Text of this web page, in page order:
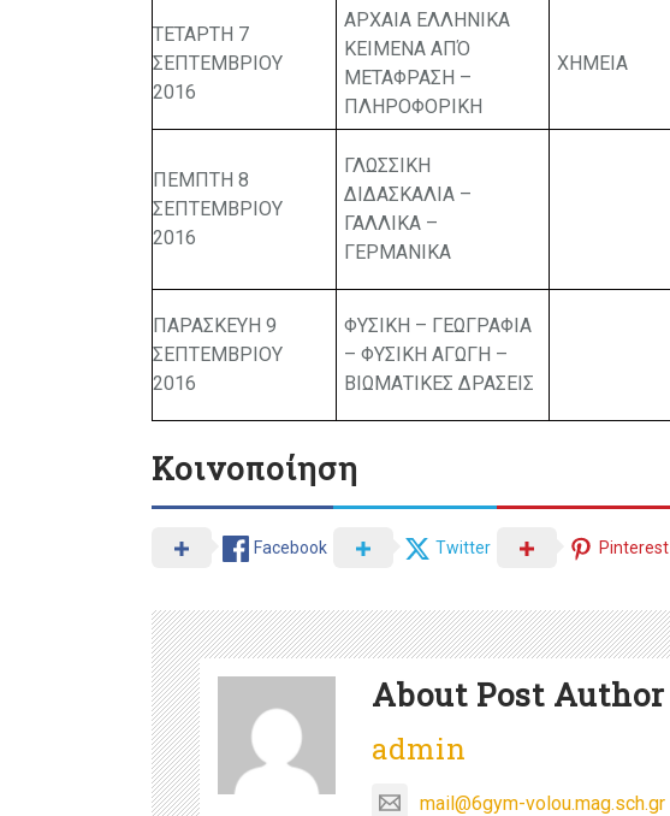
ΤΕΤΑΡΤΗ 7
ΣΕΠΤΕΜΒΡΙΟΥ
2016
ΑΡΧΑΙΑ ΕΛΛΗΝΙΚΑ
ΚΕΙΜΕΝΑ ΑΠΌ
ΜΕΤΑΦΡΑΣΗ –
ΠΛΗΡΟΦΟΡΙΚΗ
ΧΗΜΕΙΑ
ΠΕΜΠΤΗ 8
ΣΕΠΤΕΜΒΡΙΟΥ
2016
ΓΛΩΣΣΙΚΗ
ΔΙΔΑΣΚΑΛΙΑ –
ΓΑΛΛΙΚΑ –
ΓΕΡΜΑΝΙΚΑ
ΠΑΡΑΣΚΕΥΗ 9
ΣΕΠΤΕΜΒΡΙΟΥ
2016
ΦΥΣΙΚΗ – ΓΕΩΓΡΑΦΙΑ
– ΦΥΣΙΚΗ ΑΓΩΓΗ –
ΒΙΩΜΑΤΙΚΕΣ ΔΡΑΣΕΙΣ
Κοινοποίηση
Facebook Twitter Pinterest
About Post Author
admin
mail@6gym-volou.mag.sch.gr